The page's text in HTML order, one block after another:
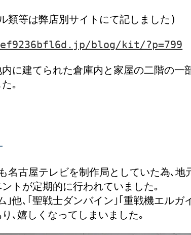
類等は弊店別サイトにて記しました)
blog/kit/?p=799
に建てられた倉庫内と家屋の二階の一
｡
名古屋テレビを制作局としていた為､地
トが定期的に行われていました｡
｣他､｢聖戦士ダンバイン｣｢重戦機エルガ
､嬉しくなってしまいました｡